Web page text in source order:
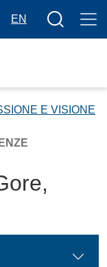
EN
Bottone
E VISIONE